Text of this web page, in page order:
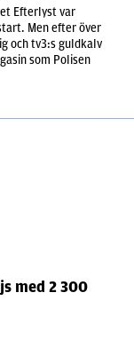
Efterlyst var
Men efter över
och tv3:s guldkalv
som Polisen
med 2 300